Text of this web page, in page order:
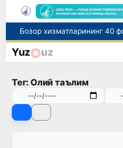
“Мен таниган Ўзбекистон!”
Yuz uz
Тег: Олий таълим